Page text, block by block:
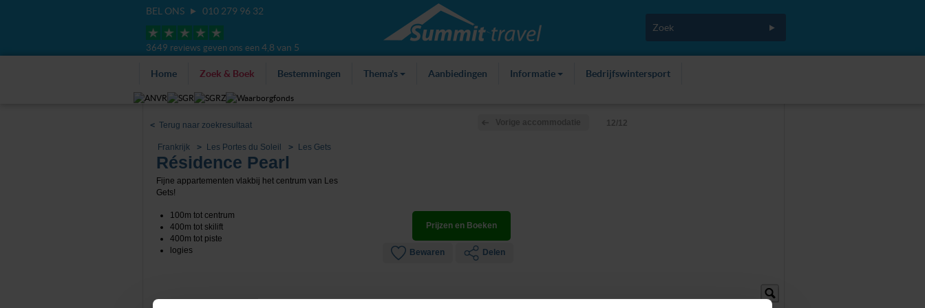
BEL ONS 010 279 96 32
3649 reviews geven ons een 4,8 van 5
Home Zoek & Boek Bestemmingen Thema's Aanbiedingen Informatie Bedrijfswintersport
<Terug naar zoekresultaat 12/12
Frankrijk Les Portes du Soleil Les Gets
Résidence Pearl
Fijne appartementen vlakbij het centrum van Les
Gets!
100m tot centrum
400m tot skilift
400m tot piste
logies
Prijzen en Boeken
Bewaren Delen